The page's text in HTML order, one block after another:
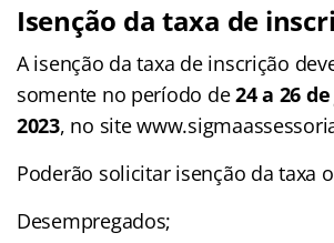
Isenção da taxa de
A isenção da taxa de inscrição
somente no período de24 a 26
2023, no site
Poderão solicitar isenção da taxa
Desempregados;